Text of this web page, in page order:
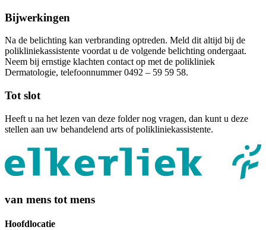
Bijwerkingen
Na de belichting kan verbranding optreden. Meld dit altijd bij de
polikliniekassistente voordat u de volgende belichting ondergaat.
Neem bij ernstige klachten contact op met de polikliniek
Dermatologie, telefoonnummer 0492 – 59 59 58.
Tot slot
Heeft u na het lezen van deze folder nog vragen, dan kunt u deze
stellen aan uw behandelend arts of polikliniekassistente.
van mens tot mens
Hoofdlocatie